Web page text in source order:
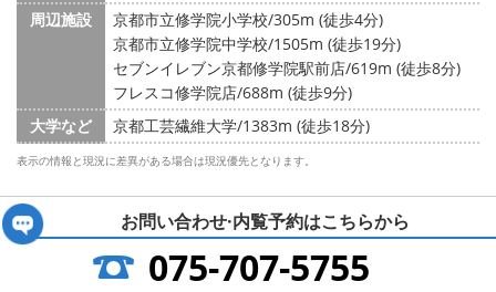
周辺施設
京都市立修学院小学校/305m (徒歩4分)
京都市立修学院中学校/1505m (徒歩19分)
セブンイレブン京都修学院駅前店/619m (徒歩8分)
フレスコ修学院店/688m (徒歩9分)
大学など
京都工芸繊維大学/1383m (徒歩18分)
表示の情報と現況に差異がある場合は現況優先となります。
お問い合わせ·内覧予約はこちらから
075-707-5755